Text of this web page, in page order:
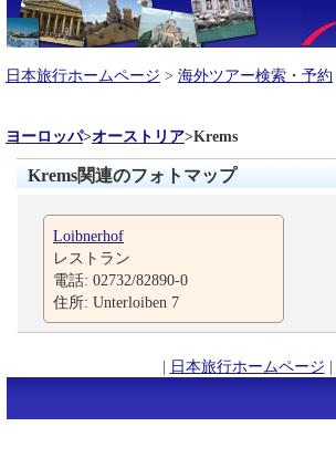
日本旅行ホームページ > 海外ツアー検索・予約
ヨーロッパ>オーストリア>Krems
Krems関連のフォトマップ
Loibnerhof
レストラン
電話: 02732/82890-0
住所: Unterloiben 7
| 日本旅行ホームページ |